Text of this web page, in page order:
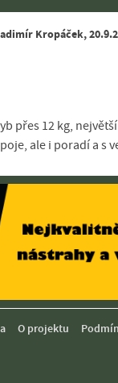
Kropáček,
přes 12 kg,
ale i poradí a s
O projektu